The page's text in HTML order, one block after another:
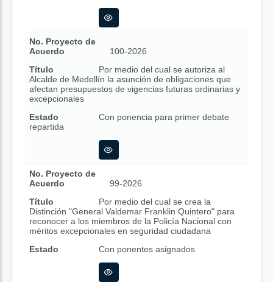
No. Proyecto de
Acuerdo
100-2026
Título
Por medio del cual se autoriza al
Alcalde de Medellín la asunción de obligaciones que
afectan presupuestos de vigencias futuras ordinarias y
excepcionales
Estado
Con ponencia para primer debate
repartida
No. Proyecto de
Acuerdo
99-2026
Título
Por medio del cual se crea la
Distinción "General Valdemar Franklin Quintero" para
reconocer a los miembros de la Policía Nacional con
méritos excepcionales en seguridad ciudadana
Estado
Con ponentes asignados